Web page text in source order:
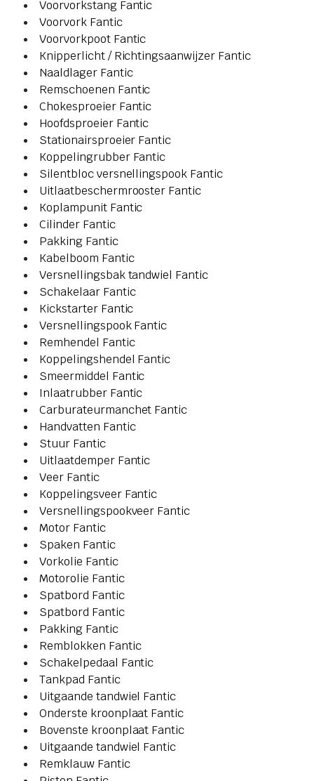
Voorvorkstang Fantic
Voorvork Fantic
Voorvorkpoot Fantic
Knipperlicht / Richtingsaanwijzer Fantic
Naaldlager Fantic
Remschoenen Fantic
Chokesproeier Fantic
Hoofdsproeier Fantic
Stationairsproeier Fantic
Koppelingrubber Fantic
Silentbloc versnellingspook Fantic
Uitlaatbeschermrooster Fantic
Koplampunit Fantic
Cilinder Fantic
Pakking Fantic
Kabelboom Fantic
Versnellingsbak tandwiel Fantic
Schakelaar Fantic
Kickstarter Fantic
Versnellingspook Fantic
Remhendel Fantic
Koppelingshendel Fantic
Smeermiddel Fantic
Inlaatrubber Fantic
Carburateurmanchet Fantic
Handvatten Fantic
Stuur Fantic
Uitlaatdemper Fantic
Veer Fantic
Koppelingsveer Fantic
Versnellingspookveer Fantic
Motor Fantic
Spaken Fantic
Vorkolie Fantic
Motorolie Fantic
Spatbord Fantic
Spatbord Fantic
Pakking Fantic
Remblokken Fantic
Schakelpedaal Fantic
Tankpad Fantic
Uitgaande tandwiel Fantic
Onderste kroonplaat Fantic
Bovenste kroonplaat Fantic
Uitgaande tandwiel Fantic
Remklauw Fantic